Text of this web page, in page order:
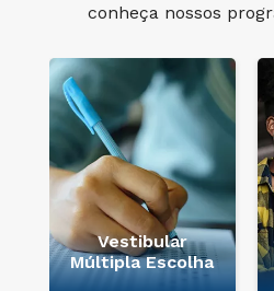
conheça nossos
Vestibular
Múltipla Escolha